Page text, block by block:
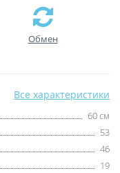
Обмен
Все характеристики
60 см
53
46
19